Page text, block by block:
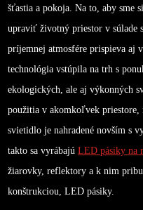
šťastia a pokoja. Na to, aby sme
upraviť životný priestor v súlade
príjemnej atmosfére prispieva aj
technológia vstúpila na trh s
ekologických, ale aj výkonných
použitia v akomkoľvek
svietidlo je nahradené novším s
takto sa vyrábajúLED pásiky na
žiarovky, reflektory a k nim
konštrukciou, LED pásiky.